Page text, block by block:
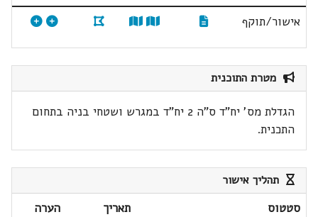
אישור/תוקף
מטרת התוכנית
הגדלת מס' יח"ד ס"ה 2 יח"ד במגרש ושטחי בניה בתחום
התכנית.
תהליך אישור
סטטוס תאריך
הערה